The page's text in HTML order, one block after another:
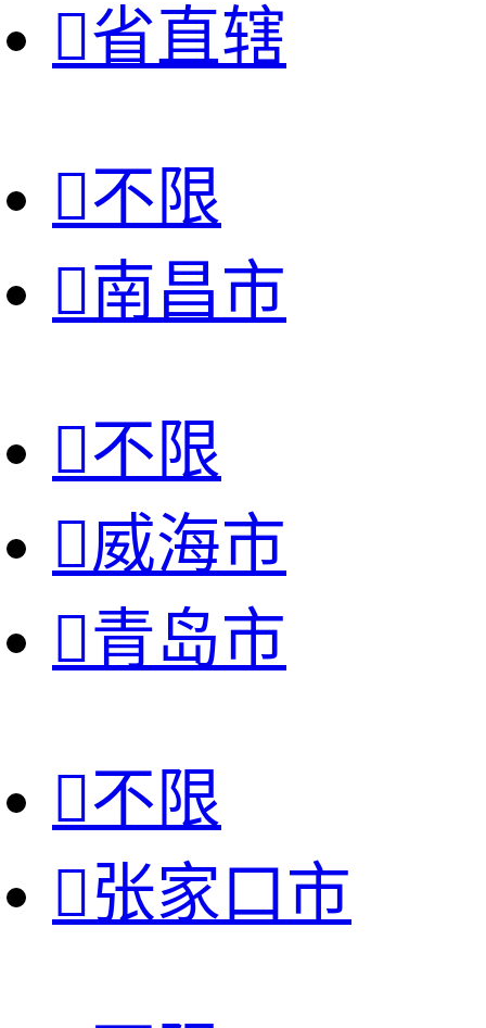
省直辖
不限
南昌市
不限
威海市
青岛市
不限
张家口市